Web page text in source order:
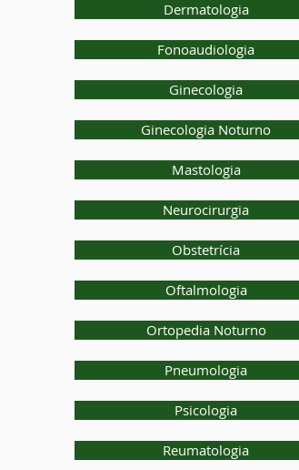
Dermatologia
Fonoaudiologia
Ginecologia
Ginecologia Noturno
Mastologia
Neurocirurgia
Obstetrícia
Oftalmologia
Ortopedia Noturno
Pneumologia
Psicologia
Reumatologia